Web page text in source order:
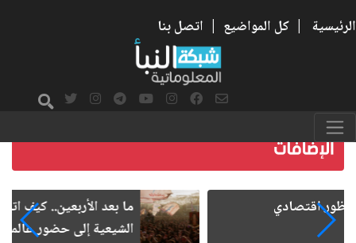
الرئيسية | كل المواضيع | اتصل بنا
ما بعد الأربعين.. كيف اتسعت الزيارة من هويتها
الشيعية إلى حضور عالمي؟